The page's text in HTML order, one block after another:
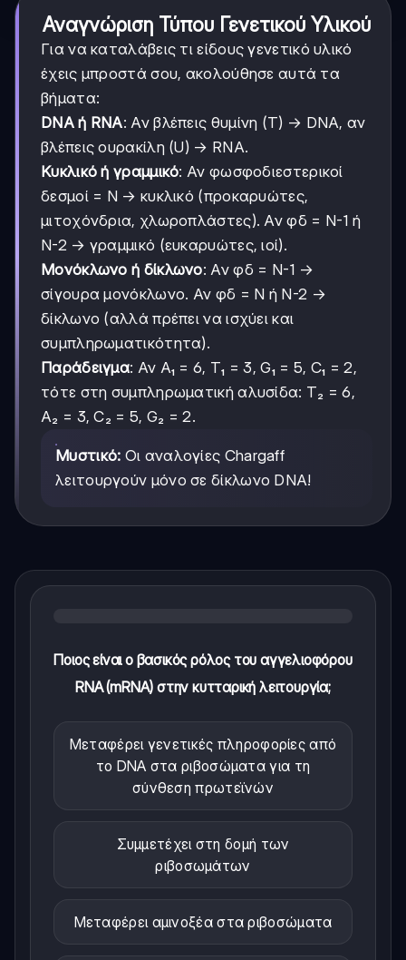
Αναγνώριση Τύπου Γενετικού Υλικού
Για να καταλάβεις τι είδους γενετικό υλικό
έχεις μπροστά σου, ακολούθησε αυτά τα
βήματα:
DNA ή RNA: Αν βλέπεις θυμίνη (T) → DNA, αν
βλέπεις ουρακίλη (U) → RNA.
Κυκλικό ή γραμμικό: Αν φωσφοδιεστερικοί
δεσμοί = N → κυκλικό (προκαρυώτες,
μιτοχόνδρια, χλωροπλάστες). Αν φδ = N-1 ή
N-2 → γραμμικό (ευκαρυώτες, ιοί).
Μονόκλωνο ή δίκλωνο: Αν φδ = N-1 →
σίγουρα μονόκλωνο. Αν φδ = N ή N-2 →
δίκλωνο (αλλά πρέπει να ισχύει και
συμπληρωματικότητα).
Παράδειγμα: Αν A₁ = 6, T₁ = 3, G₁ = 5, C₁ = 2,
τότε στη συμπληρωματική αλυσίδα: T₂ = 6,
A₂ = 3, C₂ = 5, G₂ = 2.
Μυστικό: Οι αναλογίες Chargaff
λειτουργούν μόνο σε δίκλωνο DNA!
Ποιος είναι ο βασικός ρόλος του αγγελιοφόρου
RNA (mRNA) στην κυτταρική λειτουργία;
Μεταφέρει γενετικές πληροφορίες από
το DNA στα ριβοσώματα για τη
σύνθεση πρωτεϊνών
Συμμετέχει στη δομή των
ριβοσωμάτων
Μεταφέρει αμινοξέα στα ριβοσώματα